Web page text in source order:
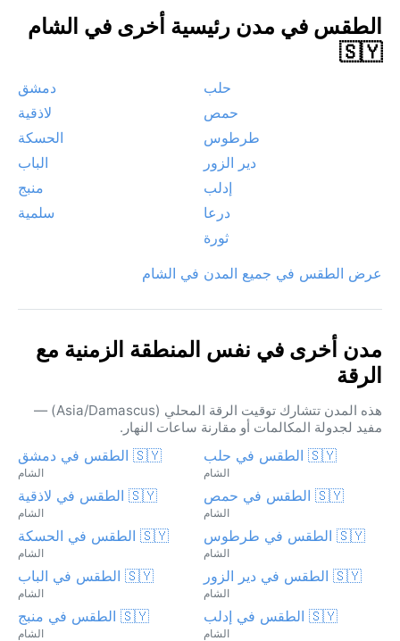
الطقس في مدن رئيسية أخرى في الشام
🇸🇾
حلب
دمشق
حمص
لاذقية
طرطوس
الحسكة
دير الزور
الباب
إدلب
منبج
درعا
سلمية
ثورة
عرض الطقس في جميع المدن في الشام
مدن أخرى في نفس المنطقة الزمنية مع
الرقة
هذه المدن تتشارك توقيت الرقة المحلي (Asia/Damascus) —
مفيد لجدولة المكالمات أو مقارنة ساعات النهار.
🇸🇾 الطقس في حلب
الشام
🇸🇾 الطقس في دمشق
الشام
🇸🇾 الطقس في حمص
الشام
🇸🇾 الطقس في لاذقية
الشام
🇸🇾 الطقس في طرطوس
الشام
🇸🇾 الطقس في الحسكة
الشام
🇸🇾 الطقس في دير الزور
الشام
🇸🇾 الطقس في الباب
الشام
🇸🇾 الطقس في إدلب
الشام
🇸🇾 الطقس في منبج
الشام